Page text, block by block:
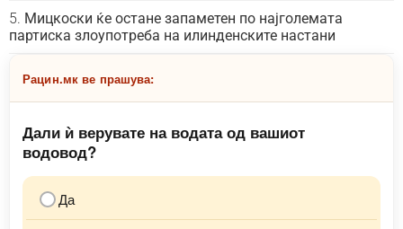
Мицкоски ќе остане запаметен по најголемата
партиска злоупотреба на илинденските настани
Рацин.мк ве прашува:
Дали ѝ верувате на водата од вашиот
водовод?
Да